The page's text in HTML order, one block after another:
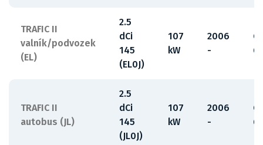
TRAFIC II
valník/podvozek
(EL)
2.5
dCi
145
(EL0J)
107
kW
2006
-
TRAFIC II
autobus (JL)
2.5
dCi
145
(JL0J)
107
kW
2006
-